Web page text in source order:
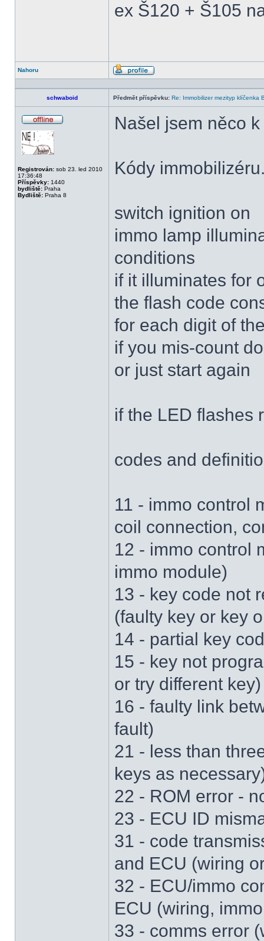
ex Š120 + Š105
Nahoru
Profil
schwaboid Předmět příspěvku: Re: Immobilizer mezityp klíčenka
Registrován: sob 23. led 2010
17:36:48
Příspěvky: 1440
bydliště: Praha
Bydliště: Praha 8
Našel jsem něco
Kódy
switch ignition on
immo lamp
conditions
if it illuminates for
the flash code
for each digit of
if you mis-count
or just start again
if the LED flashes
codes and
11 - immo control
coil connection,
12 - immo control
immo module)
13 - key code not
(faulty key or key
14 - partial key
15 - key not
or try different key)
16 - faulty link
fault)
21 - less than
keys as
22 - ROM error -
23 - ECU ID
31 - code
and ECU (wiring
32 - ECU/immo
ECU (wiring,
33 - comms error